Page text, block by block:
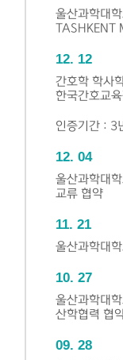
울산과학대
TASHKENT
12 12
간호학 학사
한국간호교
인증기간 :
12 04
울산과학대
교류 협약
11 21
울산과학대
10 27
울산과학대
산학협력 협
09 28